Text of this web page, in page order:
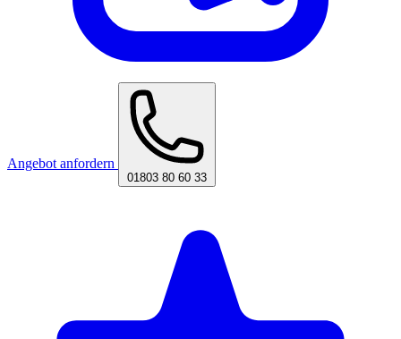
Angebot anfordern
01803 80 60 33